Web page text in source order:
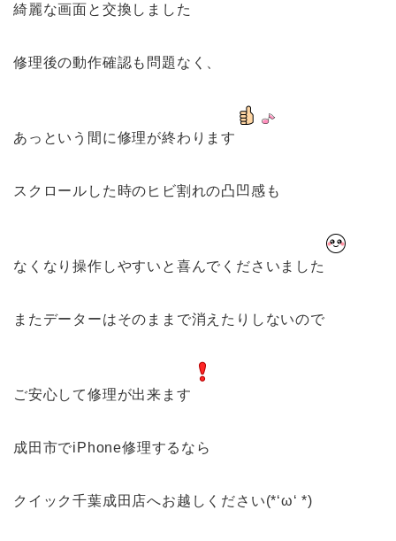
綺麗な画面と交換しました
修理後の動作確認も問題なく、
あっという間に修理が終わります
スクロールした時のヒビ割れの凸凹感も
なくなり操作しやすいと喜んでくださいました
またデーターはそのままで消えたりしないので
ご安心して修理が出来ます
成田市でiPhone修理するなら
クイック千葉成田店へお越しください(*‘ω‘ *)